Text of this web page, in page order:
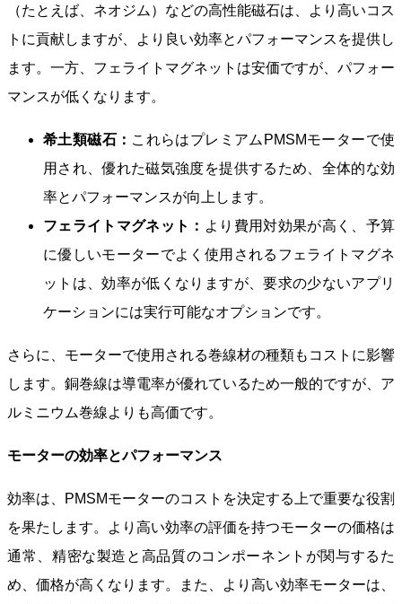
（たとえば、ネオジム）などの高性能磁石は、より高いコス
トに貢献しますが、より良い効率とパフォーマンスを提供し
ます。一方、フェライトマグネットは安価ですが、パフォー
マンスが低くなります。
希土類磁石： これらはプレミアムPMSMモーターで使
用され、優れた磁気強度を提供するため、全体的な効
率とパフォーマンスが向上します。
フェライトマグネット： より費用対効果が高く、予算
に優しいモーターでよく使用されるフェライトマグネ
ットは、効率が低くなりますが、要求の少ないアプリ
ケーションには実行可能なオプションです。
さらに、モーターで使用される巻線材の種類もコストに影響
します。銅巻線は導電率が優れているため一般的ですが、ア
ルミニウム巻線よりも高価です。
モーターの効率とパフォーマンス
効率は、PMSMモーターのコストを決定する上で重要な役割
を果たします。より高い効率の評価を持つモーターの価格は
通常、精密な製造と高品質のコンポーネントが関与するた
め、価格が高くなります。また、より高い効率モーターは、